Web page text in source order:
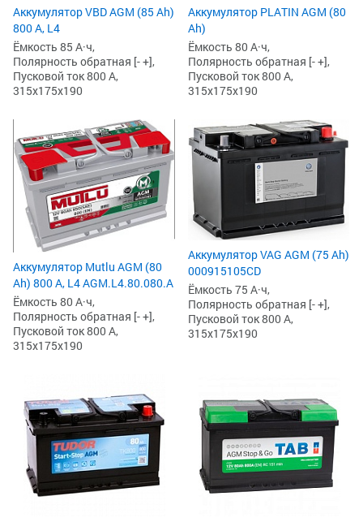
Аккумулятор VBD AGM (85 Ah)
800 А, L4
Ёмкость 85 А·ч,
Полярность обратная [- +],
Пусковой ток 800 А,
315x175x190
Аккумулятор PLATIN AGM (80
Ah)
Ёмкость 80 А·ч,
Полярность обратная [- +],
Пусковой ток 800 А,
315x175x190
Аккумулятор Mutlu AGM (80
Ah) 800 А, L4 AGM.L4.80.080.A
Ёмкость 80 А·ч,
Полярность обратная [- +],
Пусковой ток 800 А,
315x175x190
Аккумулятор VAG AGM (75 Ah)
000915105CD
Ёмкость 75 А·ч,
Полярность обратная [- +],
Пусковой ток 800 А,
315x175x190